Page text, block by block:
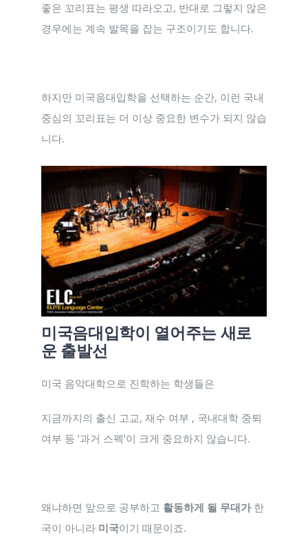
좋은 꼬리표는 평생 따라오고, 반대로 그렇지 않은
경우에는 계속 발목을 잡는 구조이기도 합니다.
하지만 미국음대입학을 선택하는 순간, 이런 국내
중심의 꼬리표는 더 이상 중요한 변수가 되지 않습
니다.
미국음대입학이 열어주는 새로
운 출발선
미국 음악대학으로 진학하는 학생들은
지금까지의 출신 고교, 재수 여부 , 국내대학 중퇴
여부 등 ‘과거 스펙’이 크게 중요하지 않습니다.
왜냐하면 앞으로 공부하고 활동하게 될 무대가한
국이 아니라 미국이기 때문이죠.